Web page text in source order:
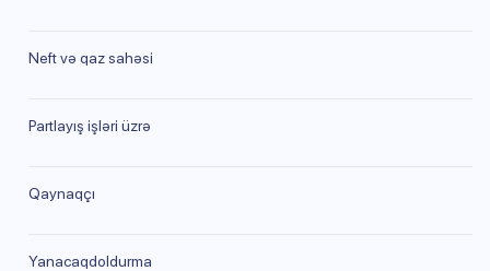
Neft və qaz sahəsi
Partlayış işləri üzrə
Qaynaqçı
Yanacaqdoldurma